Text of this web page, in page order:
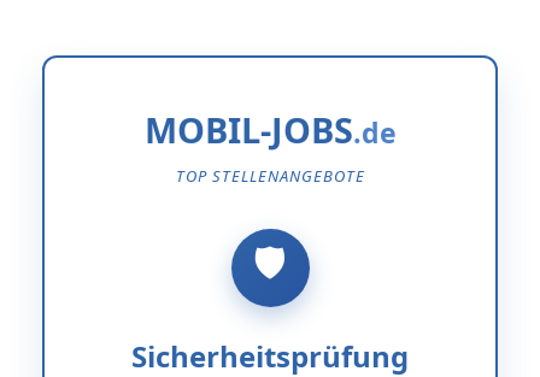
MOBIL-JOBS
TOP STELLENANGEBOTE
Sicherheitsprüfung